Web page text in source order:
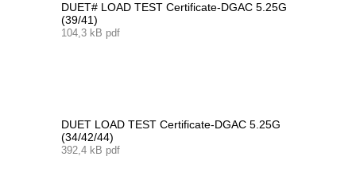
DUET# LOAD TEST Certificate-DGAC 5.25G
(39/41)
104,3 kB pdf
DUET LOAD TEST Certificate-DGAC 5.25G
(34/42/44)
392,4 kB pdf